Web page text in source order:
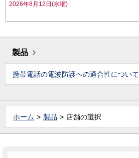
2026年8月12日(水曜)
製品
携帯電話の電波防護への適合性について
ホーム 製品 店舗の選択